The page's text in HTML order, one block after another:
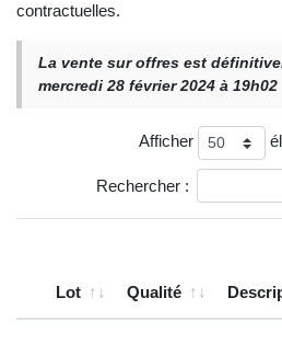
contractuelles.
La vente sur offres est
mercredi 28 février 2024 à 19h02
Afficher
Rechercher :
Lot Qualité